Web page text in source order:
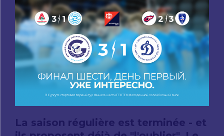
La saison régulière est terminée - et